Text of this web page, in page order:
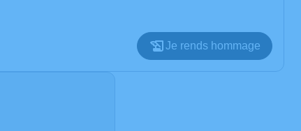
Je rends hommage